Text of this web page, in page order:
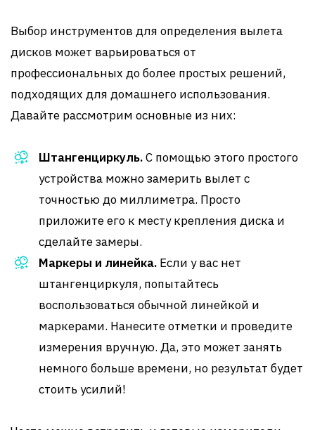
Выбор инструментов для определения вылета
дисков может варьироваться от
профессиональных до более простых решений,
подходящих для домашнего использования.
Давайте рассмотрим основные из них:
Штангенциркуль.С помощью этого простого
устройства можно замерить вылет с
точностью до миллиметра. Просто
приложите его к месту крепления диска и
сделайте замеры.
Маркеры и линейка. Если у вас нет
штангенциркуля, попытайтесь
воспользоваться обычной линейкой и
маркерами. Нанесите отметки и проведите
измерения вручную. Да, это может занять
немного больше времени, но результат будет
стоить усилий!